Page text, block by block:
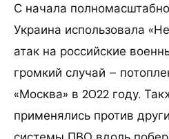
С начала
Украина использовала
атак на российские
громкий случай –
«Москва» в 2022 году.
применялись против